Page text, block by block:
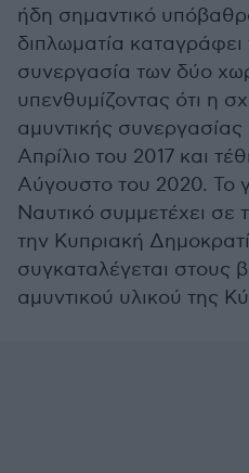
ήδη σημαντικό
διπλωματία καταγράφει
συνεργασία των δύο
υπενθυμίζοντας ότι η
αμυντικής
Απρίλιο του 2017 και
Αύγουστο του 2020. Το
Ναυτικό συμμετέχει σε
την Κυπριακή
συγκαταλέγεται στους
αμυντικού υλικού της